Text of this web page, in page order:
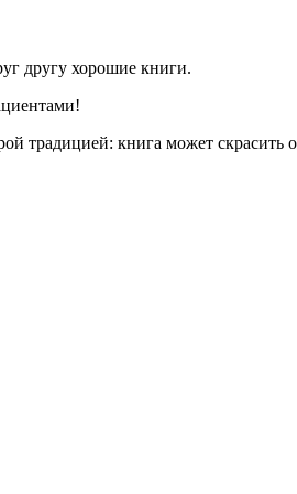
другу хорошие книги.
традицией: книга может